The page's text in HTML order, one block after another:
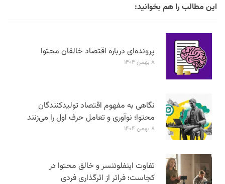
این مطالب را هم بخوانید:
پرونده‌ای درباره اقتصاد خالقان محتوا
۸ بهمن ۱۴۰۴
نگاهی به مفهوم اقتصاد تولیدکنندگان
محتوا؛ نوآوری و تعامل حرف اول را می‌زنند
۸ بهمن ۱۴۰۴
تفاوت اینفلوئنسر و خالق محتوا در
کجاست؛ فراتر از اثرگذاری فردی